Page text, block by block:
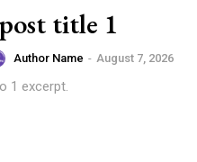
title 1
Author Name - August 7, 2026
1 excerpt.